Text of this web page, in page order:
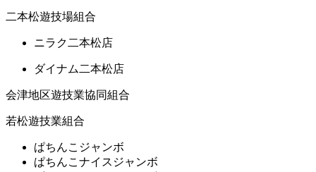
二本松遊技場組合
ニラク二本松店
ダイナム二本松店
会津地区遊技業協同組合
若松遊技業組合
ぱちんこジャンボ
ぱちんこナイスジャンボ